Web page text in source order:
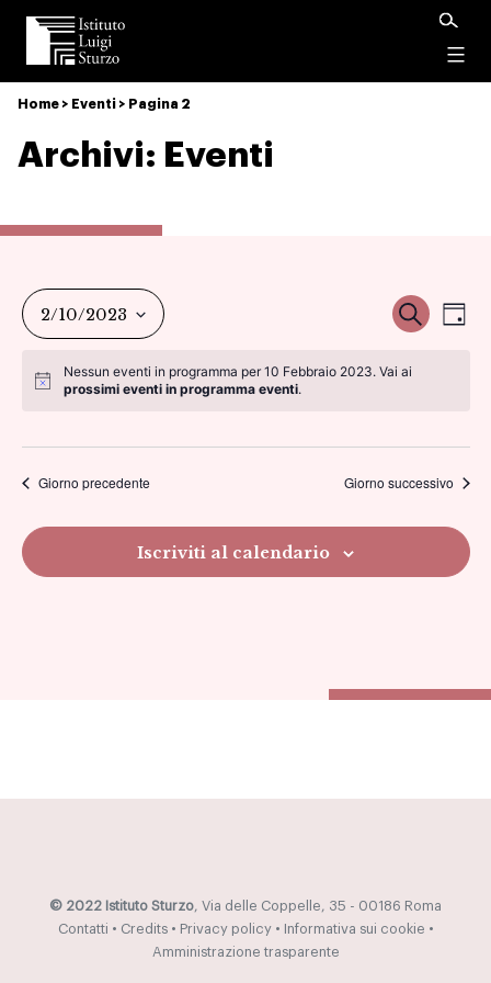
Istituto
Luigi
Sturzo
Home > Eventi > Pagina 2
Archivi: Eventi
viste
Cerca
2/10/2023
la
Nessun eventi in programma per 10 Febbraio 2023. Vai ai
prossimi eventi in programma eventi.
Giorno precedente Giorno successivo
Iscriviti al calendario
© 2022 Istituto Sturzo, Via delle Coppelle, 35 - 00186 Roma
Contatti • Credits• Privacy policy• Informativa sui cookie •
Amministrazione trasparente